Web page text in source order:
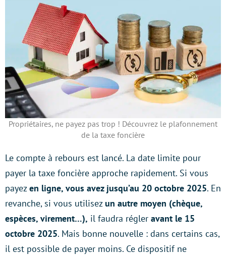
Propriétaires, ne payez pas trop ! Découvrez le plafonnement
de la taxe foncière
Le compte à rebours est lancé. La date limite pour
payer la taxe foncière approche rapidement. Si vous
payezen ligne, vous avez jusqu’au 20 octobre 2025. En
revanche, si vous utilisez un autre moyen (chèque,
espèces, virement…), il faudra régler avant le 15
octobre 2025. Mais bonne nouvelle : dans certains cas,
il est possible de payer moins. Ce dispositif ne